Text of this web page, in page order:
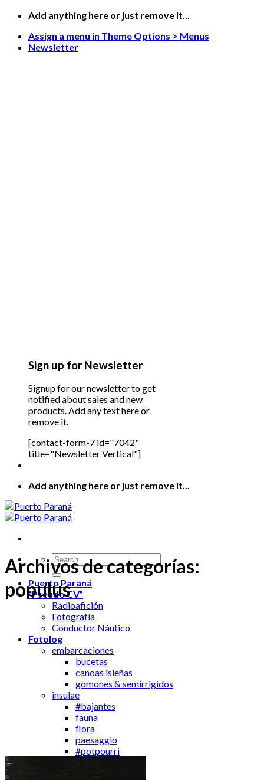
Saltar
contenido
Add anything here or just remove it...
Assign a menu in Theme Options > Menus
Newsletter
Sign up for Newsletter
Signup for our newsletter to get
notified about sales and new
products. Add any text here or
remove it.
[contact-form-7 id="7042"
title="Newsletter Vertical"]
Add anything here or just remove it...
Puerto Paraná
“Pseudo CV”
Radioafición
Fotografía
Conductor Náutico
Fotolog
embarcaciones
bucetas
canoas isleñas
gomones & semirrigidos
insulae
#bajantes
fauna
flora
paesaggio
#potpourri
via vitae insulae
navigazione
Archivos de categorías:
populus